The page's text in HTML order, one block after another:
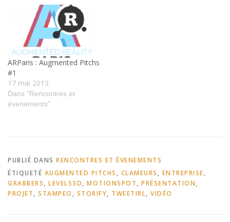
ARParis : Augmented Pitchs
#1
17 mai 2013
Dans "Rencontres et
évenements"
PUBLIÉ DANS RENCONTRES ET ÉVENEMENTS
ÉTIQUETÉ AUGMENTED PITCHS , CLAMEURS , ENTREPRISE,
GRABBERS, LEVELS3D, MOTIONSPOT, PRÉSENTATION,
PROJET, STAMPEO , STORIFY, TWEETIRL, VIDÉO